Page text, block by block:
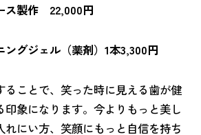
ス製作 22,000円
ングジェル（薬剤）1本3,300円
ることで、笑った時に見える歯が健
印象になります。今よりもっと美し
れにい方、笑顔にもっと自信を持ち